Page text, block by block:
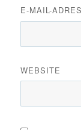
E-MAIL-
WEBSITE